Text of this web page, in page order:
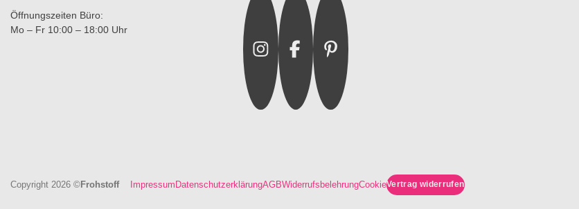
Öffnungszeiten Büro:
Mo – Fr 10:00 – 18:00 Uhr
InstagramFacebookPinterest
Copyright 2026 ©Frohstoff Impressum DatenschutzerklärungAGBWiderrufsbelehrungCookieVertrag widerrufen